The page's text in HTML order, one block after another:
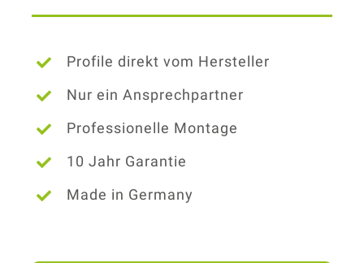
Profile direkt vom Hersteller
Nur ein Ansprechpartner
Professionelle Montage
10 Jahr Garantie
Made in Germany